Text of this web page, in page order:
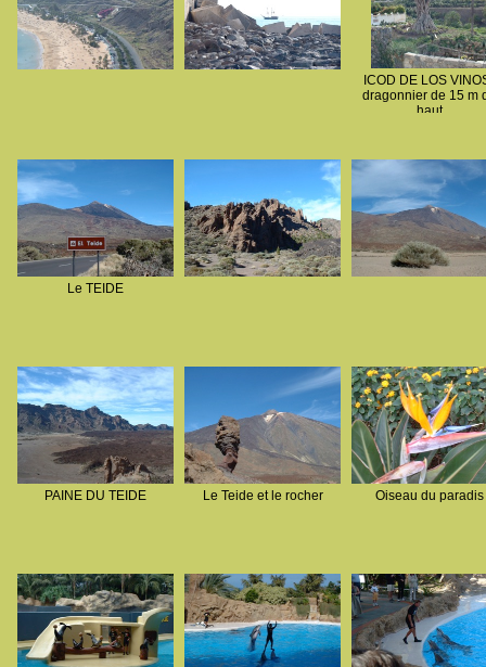
ICOD DE LOS
dragonnier de 15 m
haut
Le TEIDE
PAINE DU TEIDE Le Teide et le rocher Oiseau du paradis